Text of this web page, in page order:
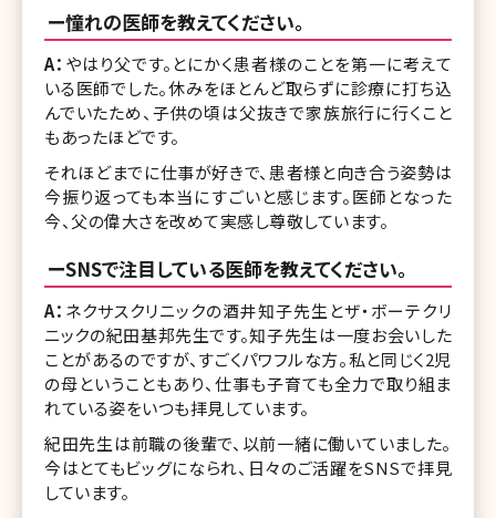
ー憧れの医師を教えてください。
A： やはり父です。とにかく患者様のことを第一に考えて
いる医師でした。休みをほとんど取らずに診療に打ち込
んでいたため、子供の頃は父抜きで家族旅行に行くこと
もあったほどです。
それほどまでに仕事が好きで、患者様と向き合う姿勢は
今振り返っても本当にすごいと感じます。医師となった
今、父の偉大さを改めて実感し尊敬しています。
ーSNSで注目している医師を教えてください。
A： ネクサスクリニックの酒井知子先生とザ・ボーテクリ
ニックの紀田基邦先生です。知子先生は一度お会いした
ことがあるのですが、すごくパワフルな方。私と同じく2児
の母ということもあり、仕事も子育ても全力で取り組ま
れている姿をいつも拝見しています。
紀田先生は前職の後輩で、以前一緒に働いていました。
今はとてもビッグになられ、日々のご活躍をSNSで拝見
しています。